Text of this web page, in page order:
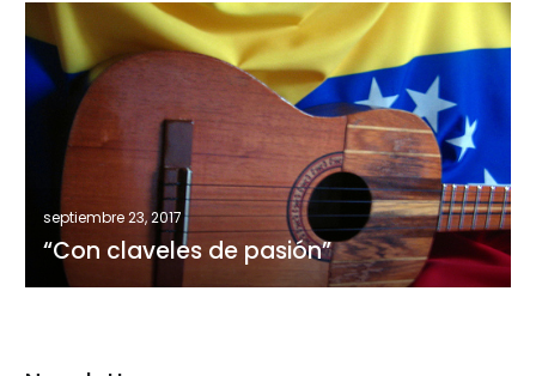
“Con
claveles
de
pasión”
septiembre 23, 2017
“Con claveles de pasión”